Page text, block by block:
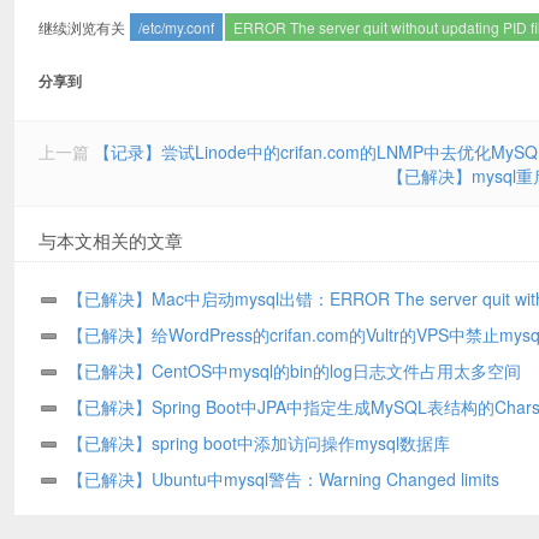
继续浏览有关 /etc/my.conf ERROR The server quit without updating PID
分享到
上一篇
【记录】尝试Linode中的crifan.com的LNMP中去优化
【已解决】mysql
与本文相关的文章
【已解决】Mac中启动mysql出错：ERROR The server quit
updating PID file
【已解决】给WordPress的crifan.com的Vultr的VPS中禁止
binlog【已解决】CentOS中mysql的bin的log日志文件占用太多空间
【已解决】Spring Boot中JPA中指定生成MySQL表结构的
Encoding以及Collation
【已解决】spring boot中添加访问操作mysql数据库
【已解决】Ubuntu中mysql警告：Warning Changed limits